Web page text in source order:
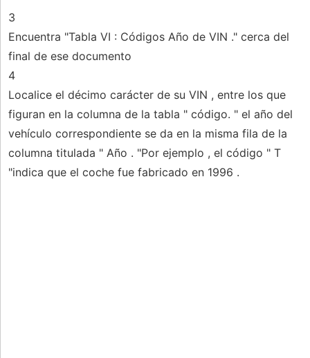
3
Encuentra "Tabla VI : Códigos Año de VIN ." cerca del
final de ese documento
4
Localice el décimo carácter de su VIN , entre los que
figuran en la columna de la tabla " código. " el año del
vehículo correspondiente se da en la misma fila de la
columna titulada " Año . "Por ejemplo , el código " T
"indica que el coche fue fabricado en 1996 .